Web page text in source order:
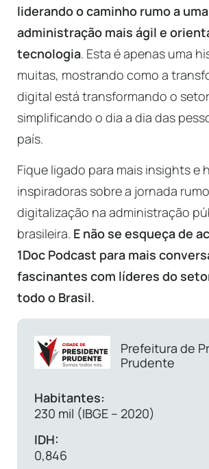
liderando o caminho rumo a uma
administração mais ágil e
tecnologia. Esta é apenas uma
muitas, mostrando como a
digital está transformando o
simplificando o dia a dia das
país.
Fique ligado para mais insights e
inspiradoras sobre a jornada
digitalização na administração
brasileira. E não se esqueça de
1Doc Podcast para mais
fascinantes com líderes do
todo o Brasil.
Prefeitura de
Prudente
Habitantes:
230 mil (IBGE – 2020)
IDH:
0,846